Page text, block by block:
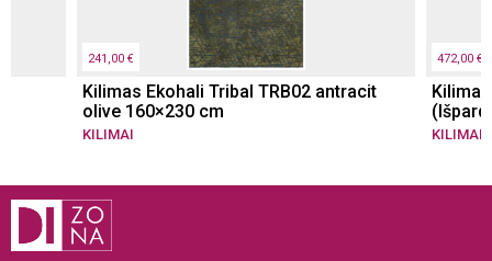
241,00 €
Kilimas Ekohali Tribal TRB02 antracit
olive 160×230 cm
KILIMAI
472,00 €
KILIMAI